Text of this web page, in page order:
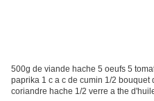
500g de viande hache 5 oeufs 5
paprika 1 c a c de cumin 1/2
coriandre hache 1/2 verre a the